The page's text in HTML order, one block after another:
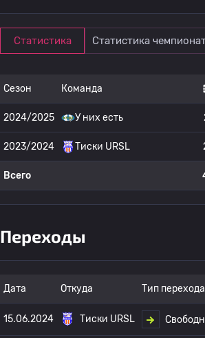
Статистика Статистика
Сезон Команда
2024/2025 У них есть
2023/2024 Тиски URSL
Всего
Переходы
Дата Откуда Тип перехода
15.06.2024 Тиски URSL